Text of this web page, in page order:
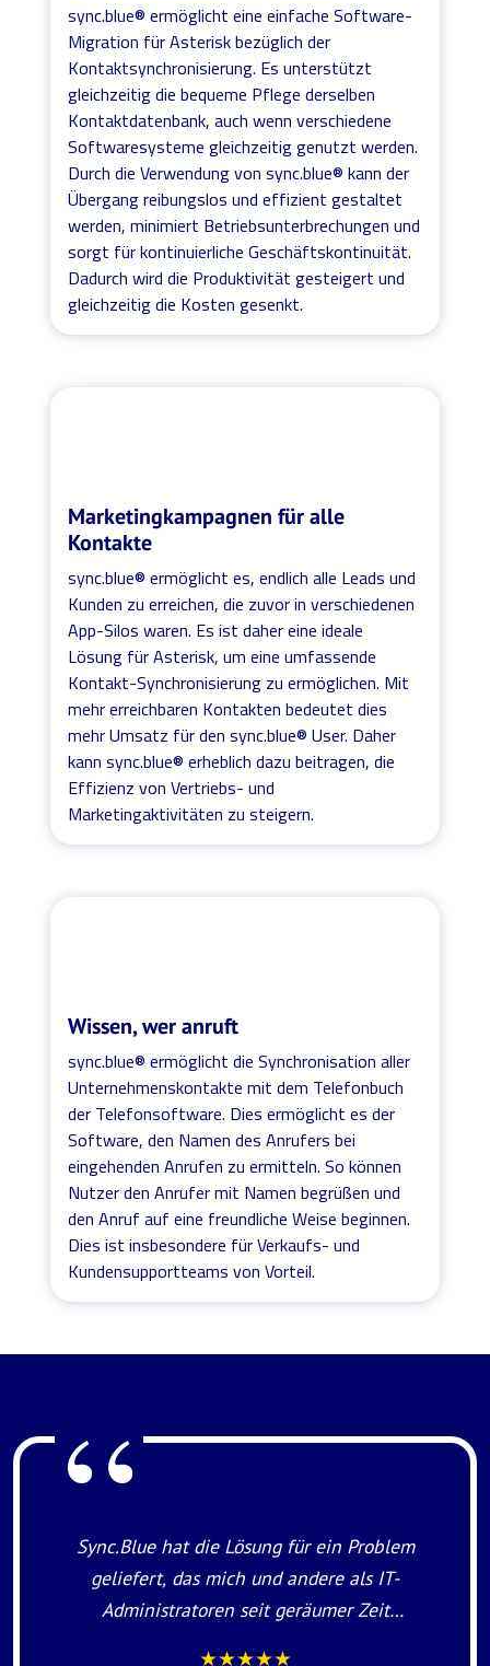
sync.blue® ermöglicht eine einfache Software-
Migration für Asterisk bezüglich der
Kontaktsynchronisierung. Es unterstützt
gleichzeitig die bequeme Pflege derselben
Kontaktdatenbank, auch wenn verschiedene
Softwaresysteme gleichzeitig genutzt werden.
Durch die Verwendung von sync.blue® kann der
Übergang reibungslos und effizient gestaltet
werden, minimiert Betriebsunterbrechungen und
sorgt für kontinuierliche Geschäftskontinuität.
Dadurch wird die Produktivität gesteigert und
gleichzeitig die Kosten gesenkt.
Marketingkampagnen für alle
Kontakte
sync.blue® ermöglicht es, endlich alle Leads und
Kunden zu erreichen, die zuvor in verschiedenen
App-Silos waren. Es ist daher eine ideale
Lösung für Asterisk, um eine umfassende
Kontakt-Synchronisierung zu ermöglichen. Mit
mehr erreichbaren Kontakten bedeutet dies
mehr Umsatz für den sync.blue® User. Daher
kann sync.blue® erheblich dazu beitragen, die
Effizienz von Vertriebs- und
Marketingaktivitäten zu steigern.
Wissen, wer anruft
sync.blue® ermöglicht die Synchronisation aller
Unternehmenskontakte mit dem Telefonbuch
der Telefonsoftware. Dies ermöglicht es der
Software, den Namen des Anrufers bei
eingehenden Anrufen zu ermitteln. So können
Nutzer den Anrufer mit Namen begrüßen und
den Anruf auf eine freundliche Weise beginnen.
Dies ist insbesondere für Verkaufs- und
Kundensupportteams von Vorteil.
Sync.Blue hat die Lösung für ein Problem
geliefert, das mich und andere als IT-
Administratoren seit geräumer Zeit
★★★★★